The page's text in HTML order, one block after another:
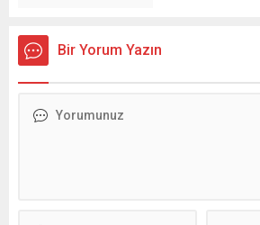
Bir Yorum Yazın